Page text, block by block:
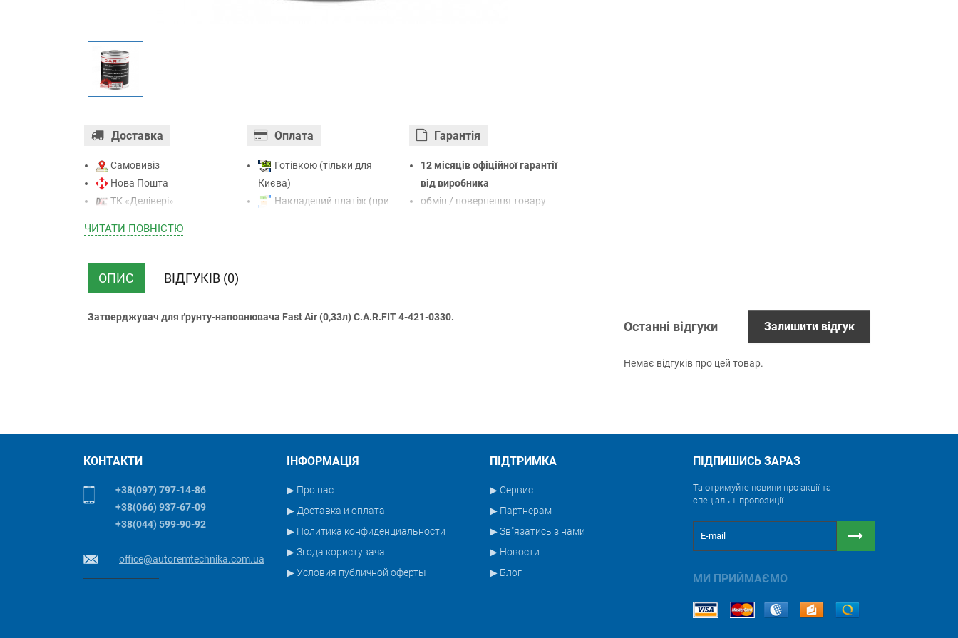
Доставка
Самовивіз
Нова Пошта
ТК «Делівері»
ТК “Justin”
ТК ”УкрПошта”
Оплата
Готівкою (тільки для
Києва)
Накладений платіж (при
Гарантiя
12 місяців офіційної гарантії
від виробника
обмін / повернення товару
ЧИТАТИ ПОВНIСТЮ
ОПИС ВІДГУКІВ (0)
Затверджувач для ґрунту-наповнювача Fast Air (0,33л) C.A.R.FIT 4-421-0330.
Останні відгуки Залишити відгук
Немає відгуків про цей товар.
КОНТАКТИ
+38(097) 797-14-86
+38(066) 937-67-09
+38(044) 599-90-92
office@autoremtechnika.com.ua
ІНФОРМАЦІЯ
▶ Про нас
▶ Доставка и оплата
▶ Политика конфиденциальности
▶ Згода користувача
▶ Условия публичной оферты
ПІДТРИМКА
▶ Сервис
▶ Партнерам
▶ Зв"язатись з нами
▶ Новости
▶ Блог
ПІДПИШИСЬ ЗАРАЗ
Та отримуйте новини про акції та
спеціальні пропозиції
МИ ПРИЙМАЄМО